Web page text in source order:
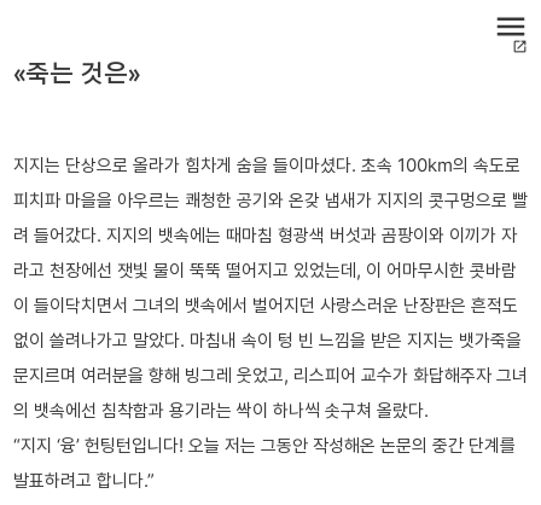
menu
open_in_new
«죽는 것은»
지지는 단상으로 올라가 힘차게 숨을 들이마셨다. 초속 100km의 속도로
피치파 마을을 아우르는 쾌청한 공기와 온갖 냄새가 지지의 콧구멍으로 빨
려 들어갔다. 지지의 뱃속에는 때마침 형광색 버섯과 곰팡이와 이끼가 자
라고 천장에선 잿빛 물이 뚝뚝 떨어지고 있었는데, 이 어마무시한 콧바람
이 들이닥치면서 그녀의 뱃속에서 벌어지던 사랑스러운 난장판은 흔적도
없이 쓸려나가고 말았다. 마침내 속이 텅 빈 느낌을 받은 지지는 뱃가죽을
문지르며 여러분을 향해 빙그레 웃었고, 리스피어 교수가 화답해주자 그녀
의 뱃속에선 침착함과 용기라는 싹이 하나씩 솟구쳐 올랐다.
“지지 ‘융’ 헌팅턴입니다! 오늘 저는 그동안 작성해온 논문의 중간 단계를
발표하려고 합니다.”